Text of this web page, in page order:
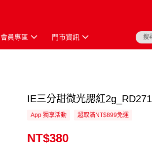
會員專區 門市資訊
IE三分甜微光腮紅2g_RD271
App 獨享活動 超取滿NT$899免運
NT$380